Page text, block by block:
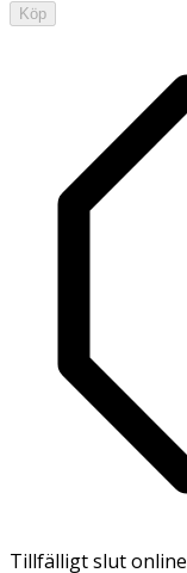
Köp
Tillfälligt slut online